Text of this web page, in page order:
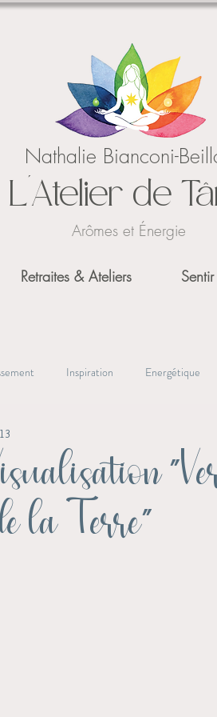
Nathalie Bianconi-
L'Atelier de
Arômes et Énergie
Retraites & Ateliers
Inspiration Energétique
Essentiel
la Terre"